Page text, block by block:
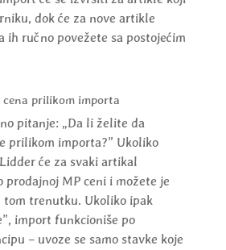
dok će za nove artikle
ih ručno povežete sa postojećim
prilikom importa
pitanje: „Da li želite da
prilikom importa?” Ukoliko
će za svaki artikal
MP ceni i možete je
trenutku. Ukoliko ipak
import funkcioniše po
– uvoze se samo stavke koje